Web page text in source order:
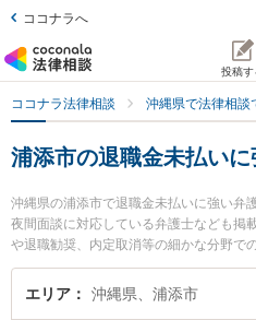
ココナラへ
投稿す
ココナラ法律相談 沖縄県で法律相談
浦添市の退職金未払い
沖縄県の浦添市で退職金未払いに強い弁
夜間面談に対応している弁護士なども掲
や退職勧奨、内定取消等の細かな分野で
あめく法律事務所の天久 朝建弁護士や
ロフィール情報や弁護士費用、強みなど
エリア 沖縄県、浦添市